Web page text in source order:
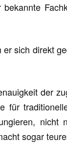
sich direkt
der
nicht
sogar